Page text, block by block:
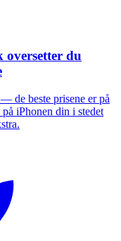
oversetter du
de beste prisene er på
iPhonen din i stedet